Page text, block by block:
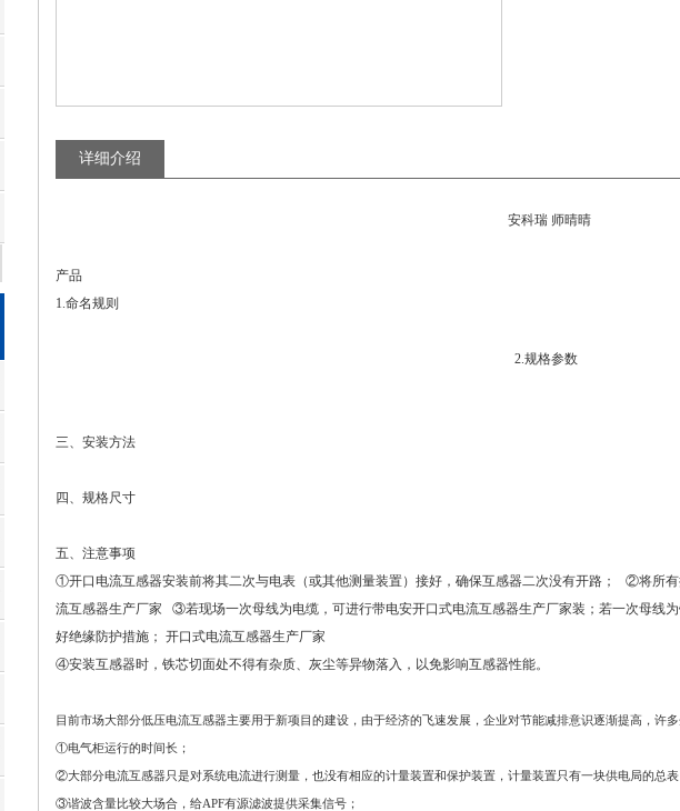
详细介绍
安科瑞 师晴晴
产品
1.命名规则
2.规格参数
三、安装方法
四、规格尺寸
五、注意事项
①开口电流互感器安装前将其二次与电表（或其他测量装置）接好，确保互感器二次没有开路； ②将所有
流互感器生产厂家 ③若现场一次母线为电缆，可进行带电安开口式电流互感器生产厂家装；若一次母线
好绝缘防护措施； 开口式电流互感器生产厂家
④安装互感器时，铁芯切面处不得有杂质、灰尘等异物落入，以免影响互感器性能。
目前市场大部分低压电流互感器主要用于新项目的建设，由于经济的飞速发展，企业对节能减排意识逐渐提高，许多
①电气柜运行的时间长；
②大部分电流互感器只是对系统电流进行测量，也没有相应的计量装置和保护装置，计量装置只有一块供电局的总
③谐波含量比较大场合，给APF有源滤波提供采集信号；